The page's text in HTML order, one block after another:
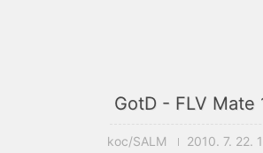
GotD - FLV Mate
koc/SALM 2010. 7. 22.